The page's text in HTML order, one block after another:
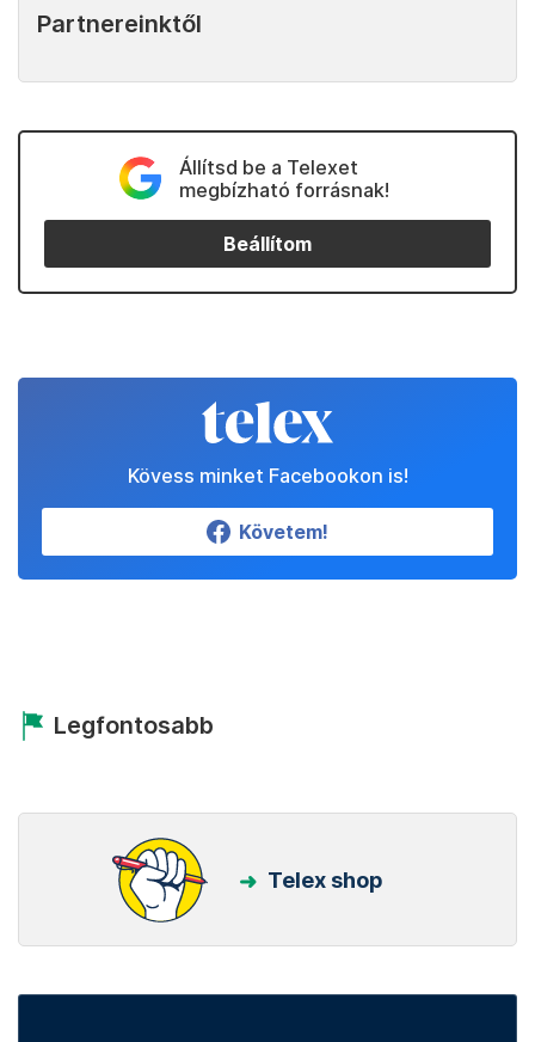
Partnereinktől
Állítsd be a Telexet
megbízható forrásnak!
Beállítom
Kövess minket Facebookon is!
Követem!
Legfontosabb
Telex shop